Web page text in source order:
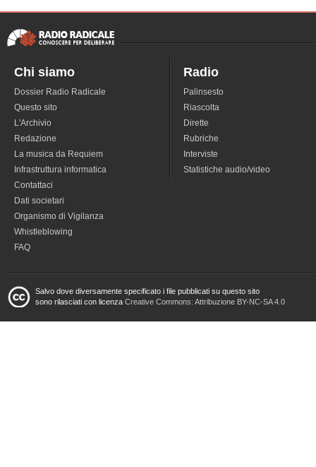
Chi siamo
Dossier Radio Radicale
Questo sito
L'Archivio
Redazione
La musica da Requiem
Infrastruttura informatica
Contattaci
Dati societari
Organismo di Vigilanza
Whistleblowing
FAQ
Radio
Palinsesto
Riascolta
Dirette
Rubriche
Interviste
Statistiche audio/video
Salvo dove diversamente specificato i file pubblicati su questo sito
sono rilasciati con licenza Creative Commons: Attribuzione BY-NC-SA 4.0